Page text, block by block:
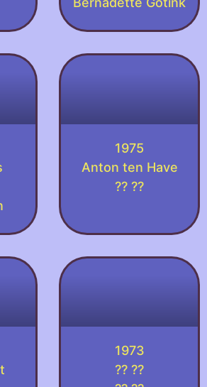
1975
Anton ten Have
?? ??
1973
?? ??